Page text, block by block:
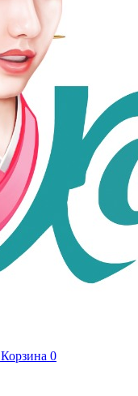
Корзина 0